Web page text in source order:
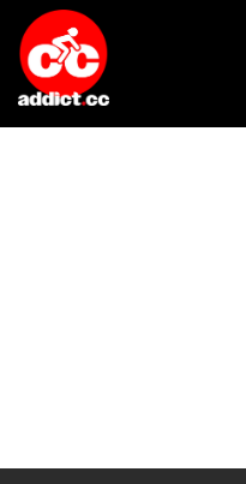
Overslaan naar inhoud